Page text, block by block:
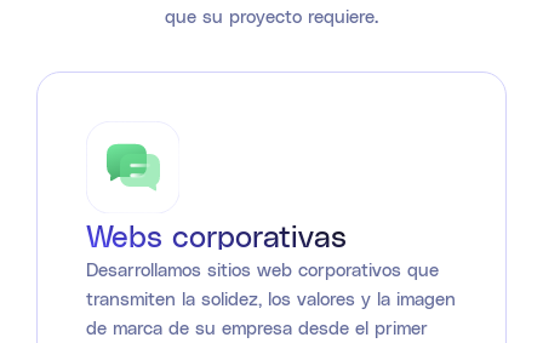
que su proyecto requiere.
Webs corporativas
Desarrollamos sitios web corporativos que
transmiten la solidez, los valores y la imagen
de marca de su empresa desde el primer